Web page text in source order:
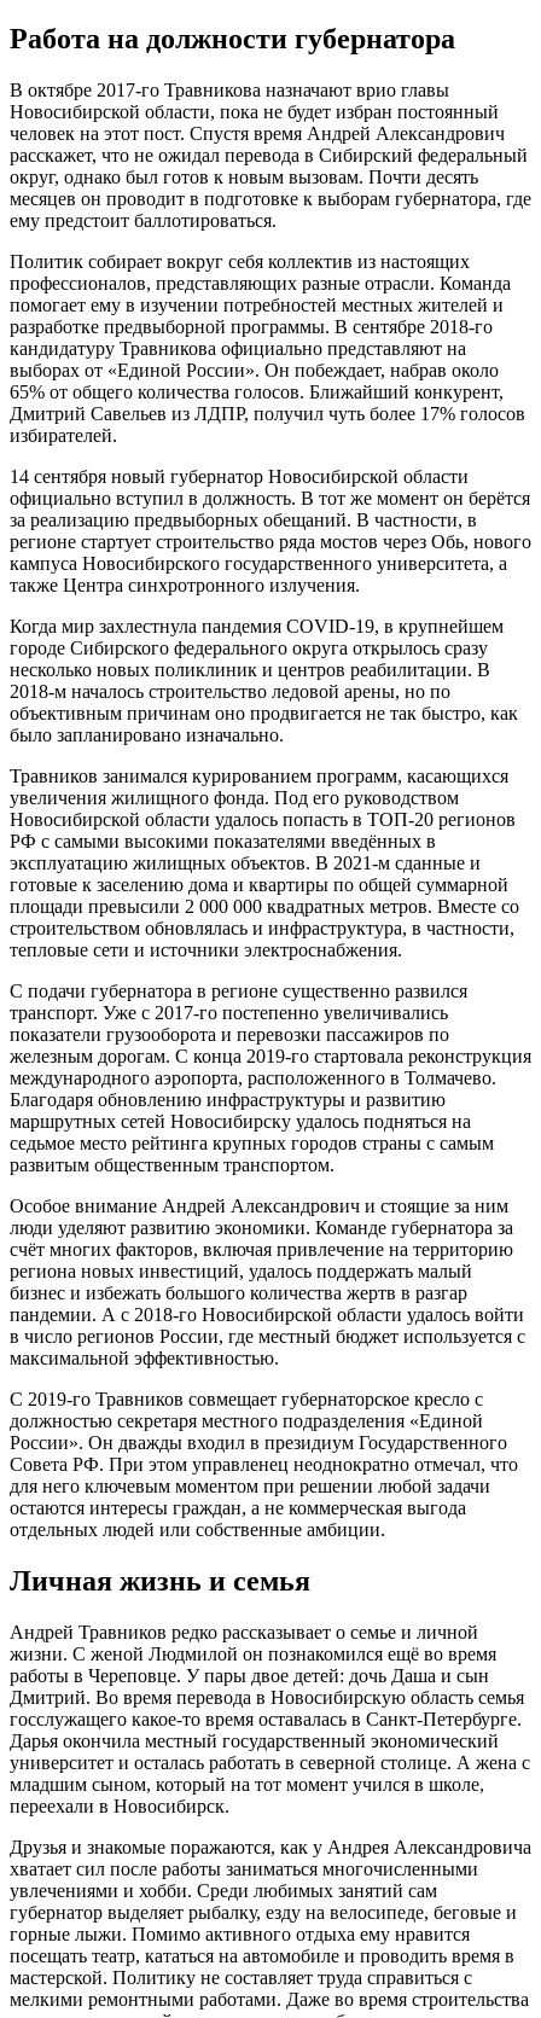
Работа на должности губернатора
В октябре 2017-го Травникова назначают врио главы
Новосибирской области, пока не будет избран постоянный
человек на этот пост. Спустя время Андрей Александрович
расскажет, что не ожидал перевода в Сибирский федеральный
округ, однако был готов к новым вызовам. Почти десять
месяцев он проводит в подготовке к выборам губернатора, где
ему предстоит баллотироваться.
Политик собирает вокруг себя коллектив из настоящих
профессионалов, представляющих разные отрасли. Команда
помогает ему в изучении потребностей местных жителей и
разработке предвыборной программы. В сентябре 2018-го
кандидатуру Травникова официально представляют на
выборах от «Единой России». Он побеждает, набрав около
65% от общего количества голосов. Ближайший конкурент,
Дмитрий Савельев из ЛДПР, получил чуть более 17% голосов
избирателей.
14 сентября новый губернатор Новосибирской области
официально вступил в должность. В тот же момент он берётся
за реализацию предвыборных обещаний. В частности, в
регионе стартует строительство ряда мостов через Обь, нового
кампуса Новосибирского государственного университета, а
также Центра синхротронного излучения.
Когда мир захлестнула пандемия COVID-19, в крупнейшем
городе Сибирского федерального округа открылось сразу
несколько новых поликлиник и центров реабилитации. В
2018-м началось строительство ледовой арены, но по
объективным причинам оно продвигается не так быстро, как
было запланировано изначально.
Травников занимался курированием программ, касающихся
увеличения жилищного фонда. Под его руководством
Новосибирской области удалось попасть в ТОП-20 регионов
РФ с самыми высокими показателями введённых в
эксплуатацию жилищных объектов. В 2021-м сданные и
готовые к заселению дома и квартиры по общей суммарной
площади превысили 2 000 000 квадратных метров. Вместе со
строительством обновлялась и инфраструктура, в частности,
тепловые сети и источники электроснабжения.
С подачи губернатора в регионе существенно развился
транспорт. Уже с 2017-го постепенно увеличивались
показатели грузооборота и перевозки пассажиров по
железным дорогам. С конца 2019-го стартовала реконструкция
международного аэропорта, расположенного в Толмачево.
Благодаря обновлению инфраструктуры и развитию
маршрутных сетей Новосибирску удалось подняться на
седьмое место рейтинга крупных городов страны с самым
развитым общественным транспортом.
Особое внимание Андрей Александрович и стоящие за ним
люди уделяют развитию экономики. Команде губернатора за
счёт многих факторов, включая привлечение на территорию
региона новых инвестиций, удалось поддержать малый
бизнес и избежать большого количества жертв в разгар
пандемии. А с 2018-го Новосибирской области удалось войти
в число регионов России, где местный бюджет используется с
максимальной эффективностью.
С 2019-го Травников совмещает губернаторское кресло с
должностью секретаря местного подразделения «Единой
России». Он дважды входил в президиум Государственного
Совета РФ. При этом управленец неоднократно отмечал, что
для него ключевым моментом при решении любой задачи
остаются интересы граждан, а не коммерческая выгода
отдельных людей или собственные амбиции.
Личная жизнь и семья
Андрей Травников редко рассказывает о семье и личной
жизни. С женой Людмилой он познакомился ещё во время
работы в Череповце. У пары двое детей: дочь Даша и сын
Дмитрий. Во время перевода в Новосибирскую область семья
госслужащего какое-то время оставалась в Санкт-Петербурге.
Дарья окончила местный государственный экономический
университет и осталась работать в северной столице. А жена с
младшим сыном, который на тот момент учился в школе,
переехали в Новосибирск.
Друзья и знакомые поражаются, как у Андрея Александровича
хватает сил после работы заниматься многочисленными
увлечениями и хобби. Среди любимых занятий сам
губернатор выделяет рыбалку, езду на велосипеде, беговые и
горные лыжи. Помимо активного отдыха ему нравится
посещать театр, кататься на автомобиле и проводить время в
мастерской. Политику не составляет труда справиться с
мелкими ремонтными работами. Даже во время строительства